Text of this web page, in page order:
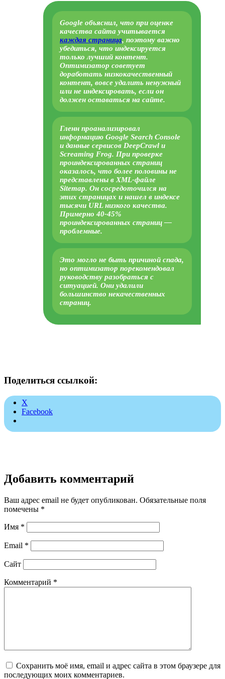
Google объяснил, что при оценке
качества сайта учитывается
каждая страница, поэтому важно
убедиться, что индексируется
только лучший контент.
Оптимизатор советует
доработать низкокачественный
контент, вовсе удалить ненужный
или не индексировать, если он
должен оставаться на сайте.
Гленн проанализировал
информацию Google Search Console
и данные сервисов DeepCrawl и
Screaming Frog. При проверке
проиндексированных страниц
оказалось, что более половины не
представлены в XML-файле
Sitemap. Он сосредоточился на
этих страницах и нашел в индексе
тысячи URL низкого качества.
Примерно 40-45%
проиндексированных страниц —
проблемные.
Это могло не быть причиной спада,
но оптимизатор порекомендовал
руководству разобраться с
ситуацией. Они удалили
большинство некачественных
страниц.
Поделиться ссылкой:
X
Facebook
Добавить комментарий
Ваш адрес email не будет опубликован. Обязательные поля
помечены *
Имя *
Email *
Сайт
Комментарий *
Сохранить моё имя, email и адрес сайта в этом браузере для
последующих моих комментариев.